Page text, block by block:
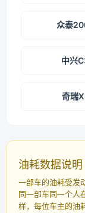
众泰
中兴
奇瑞
油耗数据说明
一部车的油耗受发
同一部车同一个人
样，每位车主的油